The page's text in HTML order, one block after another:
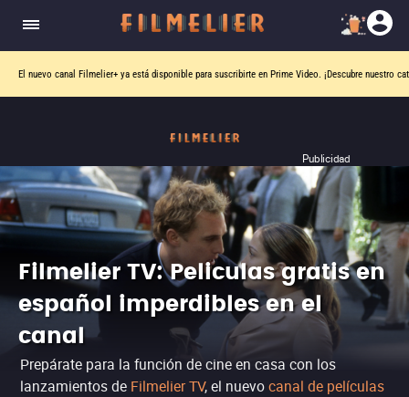
Una película por día. Una sola pista. Seis intentos para adivinar.
¿Puedes descubrir la película de hoy?
Publicidad
Filmelier TV: Peliculas gratis en
español imperdibles en el
canal
Prepárate para la función de cine en casa con los
lanzamientos de Filmelier TV, el nuevocanal de películas